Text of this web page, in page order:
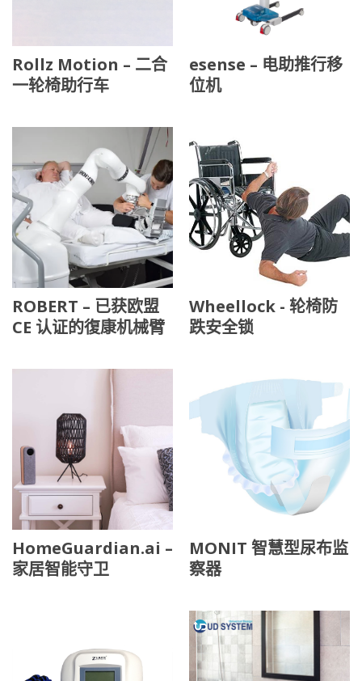
Rollz Motion – 二合
一轮椅助行车
esense – 电助推行移
位机
ROBERT – 已获欧盟
CE 认证的復康机械臂
Wheellock - 轮椅防
跌安全锁
HomeGuardian.ai –
家居智能守卫
MONIT 智慧型尿布监
察器